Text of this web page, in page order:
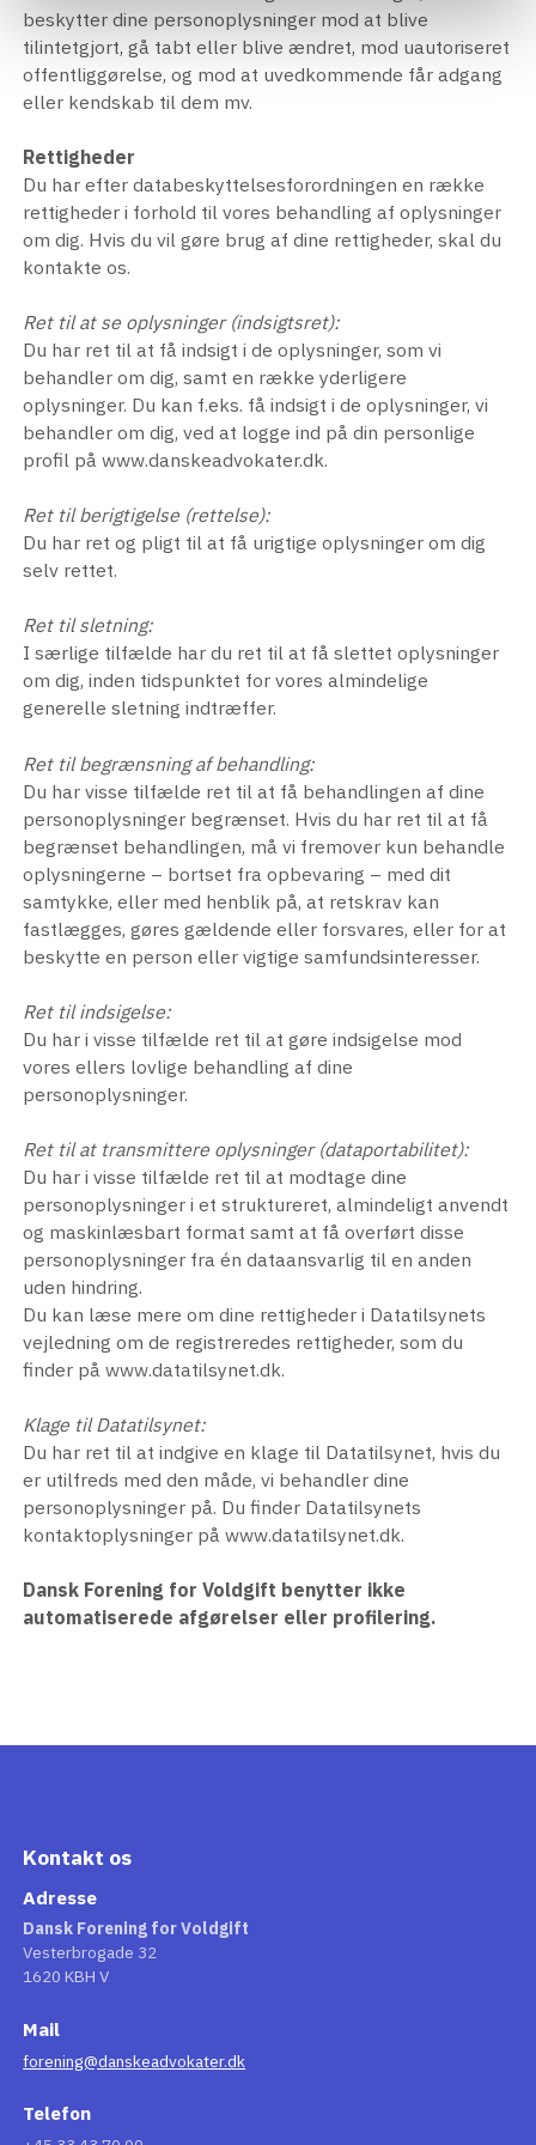
beskytter dine personoplysninger mod at blive
tilintetgjort, gå tabt eller blive ændret, mod uautoriseret
offentliggørelse, og mod at uvedkommende får adgang
eller kendskab til dem mv.
Rettigheder
Du har efter databeskyttelsesforordningen en række
rettigheder i forhold til vores behandling af oplysninger
om dig. Hvis du vil gøre brug af dine rettigheder, skal du
kontakte os.
Ret til at se oplysninger (indsigtsret):
Du har ret til at få indsigt i de oplysninger, som vi
behandler om dig, samt en række yderligere
oplysninger. Du kan f.eks. få indsigt i de oplysninger, vi
behandler om dig, ved at logge ind på din personlige
profil på www.danskeadvokater.dk.
Ret til berigtigelse (rettelse):
Du har ret og pligt til at få urigtige oplysninger om dig
selv rettet.
Ret til sletning:
I særlige tilfælde har du ret til at få slettet oplysninger
om dig, inden tidspunktet for vores almindelige
generelle sletning indtræffer.
Ret til begrænsning af behandling:
Du har visse tilfælde ret til at få behandlingen af dine
personoplysninger begrænset. Hvis du har ret til at få
begrænset behandlingen, må vi fremover kun behandle
oplysningerne – bortset fra opbevaring – med dit
samtykke, eller med henblik på, at retskrav kan
fastlægges, gøres gældende eller forsvares, eller for at
beskytte en person eller vigtige samfundsinteresser.
Ret til indsigelse:
Du har i visse tilfælde ret til at gøre indsigelse mod
vores ellers lovlige behandling af dine
personoplysninger.
Ret til at transmittere oplysninger (dataportabilitet):
Du har i visse tilfælde ret til at modtage dine
personoplysninger i et struktureret, almindeligt anvendt
og maskinlæsbart format samt at få overført disse
personoplysninger fra én dataansvarlig til en anden
uden hindring.
Du kan læse mere om dine rettigheder i Datatilsynets
vejledning om de registreredes rettigheder, som du
finder på www.datatilsynet.dk.
Klage til Datatilsynet:
Du har ret til at indgive en klage til Datatilsynet, hvis du
er utilfreds med den måde, vi behandler dine
personoplysninger på. Du finder Datatilsynets
kontaktoplysninger på www.datatilsynet.dk.
Dansk Forening for Voldgift benytter ikke
automatiserede afgørelser eller profilering.
Kontakt os
Adresse
Dansk Forening for Voldgift
Vesterbrogade 32
1620 KBH V
Mail
forening@danskeadvokater.dk
Telefon